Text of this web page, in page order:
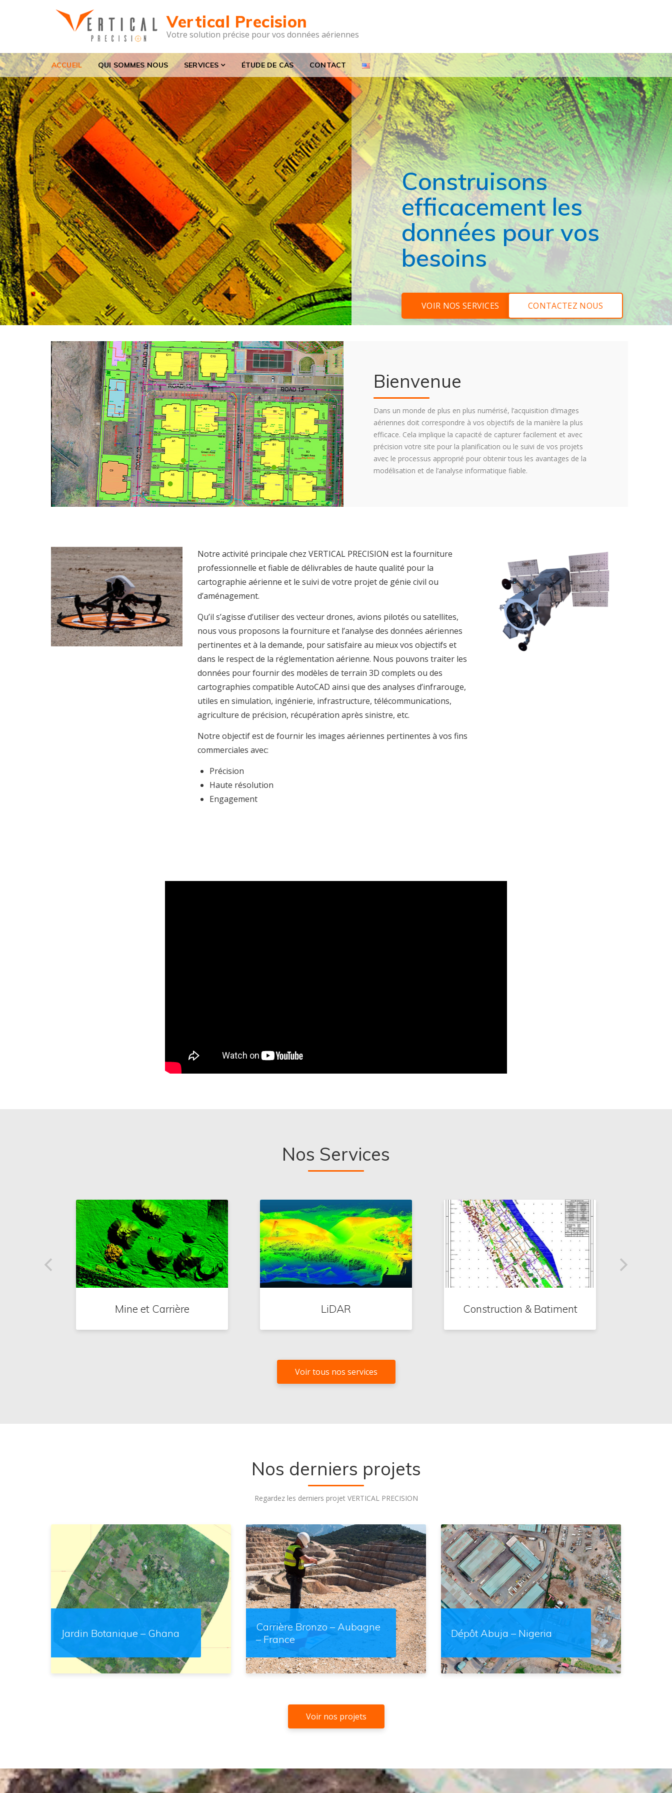
Vertical Precision
Votre solution précise pour vos données aériennes
ACCUEIL QUI SOMMES NOUS SERVICES ÉTUDE DE CAS CONTACT
Construisons
efficacement les
données pour vos
besoins
VOIR NOS SERVICES CONTACTEZ NOUS
Bienvenue
Dans un monde de plus en plus numérisé, l’acquisition d’images
aériennes doit correspondre à vos objectifs de la manière la plus
efficace. Cela implique la capacité de capturer facilement et avec
précision votre site pour la planification ou le suivi de vos projets
avec le processus approprié pour obtenir tous les avantages de la
modélisation et de l’analyse informatique fiable.
Notre activité principale chez VERTICAL PRECISION est la fourniture
professionnelle et fiable de délivrables de haute qualité pour la
cartographie aérienne et le suivi de votre projet de génie civil ou
d’aménagement.
Qu’il s’agisse d’utiliser des vecteur drones, avions pilotés ou satellites,
nous vous proposons la fourniture et l’analyse des données aériennes
pertinentes et à la demande, pour satisfaire au mieux vos objectifs et
dans le respect de la réglementation aérienne. Nous pouvons traiter les
données pour fournir des modèles de terrain 3D complets ou des
cartographies compatible AutoCAD ainsi que des analyses d’infrarouge,
utiles en simulation, ingénierie, infrastructure, télécommunications,
agriculture de précision, récupération après sinistre, etc.
Notre objectif est de fournir les images aériennes pertinentes à vos fins
commerciales avec:
Précision
Haute résolution
Engagement
Nos Services
Mine et Carrière LiDAR Construction & Batiment
Voir tous nos services
Nos derniers projets
Regardez les derniers projet VERTICAL PRECISION
Jardin Botanique – Ghana
Carrière Bronzo – Aubagne
– France
Dépôt Abuja – Nigeria
Voir nos projets